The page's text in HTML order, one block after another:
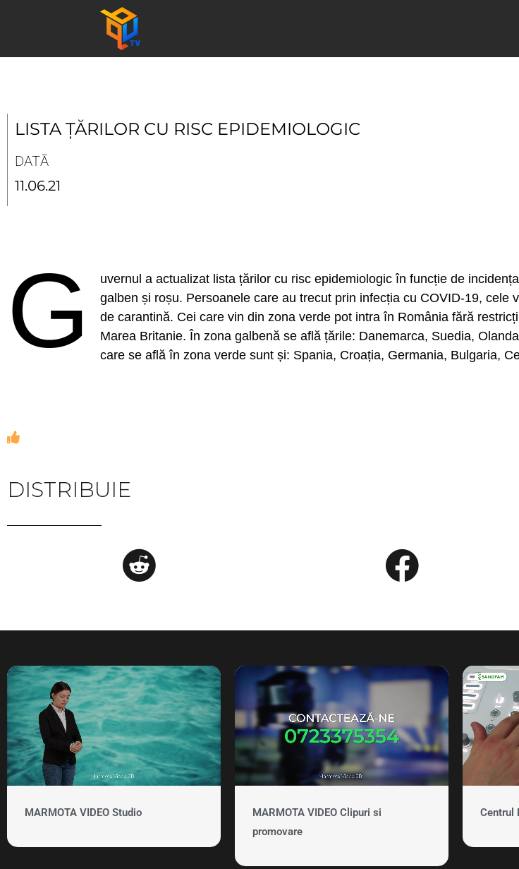
LISTA ȚĂRILOR CU RISC EPIDEMIOLOGIC
DATĂ
11.06.21
G
uvernul a actualizat lista țărilor cu risc epidemiologic în funcție de
galben și roșu. Persoanele care au trecut prin infecția cu COVID-19, cele
de carantină. Cei care vin din zona verde pot intra în România fără
Marea Britanie. În zona galbenă se află țările: Danemarca, Suedia,
care se află în zona verde sunt și: Spania, Croația, Germania, Bulgaria,
DISTRIBUIE
MARMOTA VIDEO Studio
MARMOTA VIDEO Clipuri si
promovare
Centrul